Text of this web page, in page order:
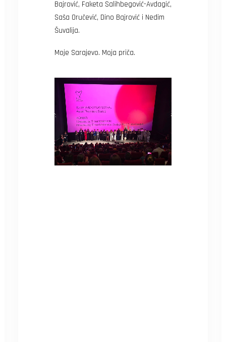
Bajrović, Faketa Salihbegović-Avdagić,
Saša Oručević, Dino Bajrović i Nedim
Šuvalija.
Moje Sarajevo. Moja priča.